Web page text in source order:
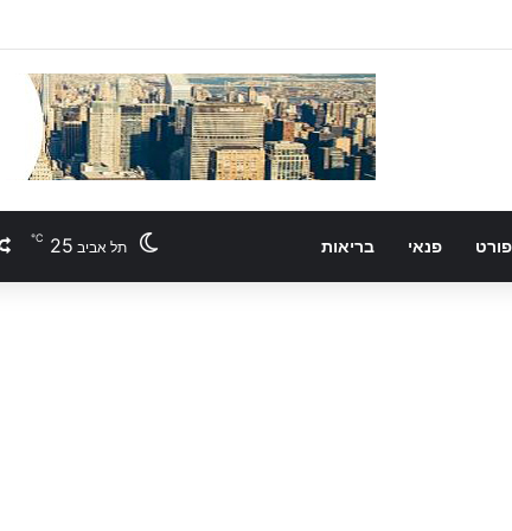
פנאי בריאות תל אביב 25
℃